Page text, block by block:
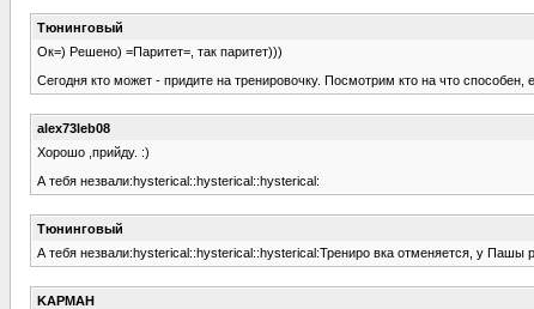
Тюнинговый
Ок=) Решено) =Паритет=, так паритет)))
Сегодня кто может - придите на тренировочку. Посмотрим кто на что
alex73leb08
Хорошо ,прийду. :)
А тебя незвали:hysterical::hysterical::hysterical:
Тюнинговый
А тебя незвали:hysterical::hysterical::hysterical:Трениро вка отменяется, у Пашы
KAPMAH